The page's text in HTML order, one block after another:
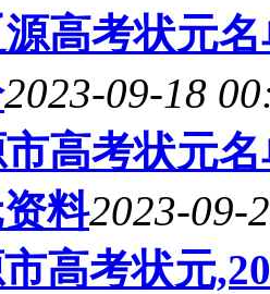
源高考状元
2023-09-18
市高考状元
料2023-09-
高考状元